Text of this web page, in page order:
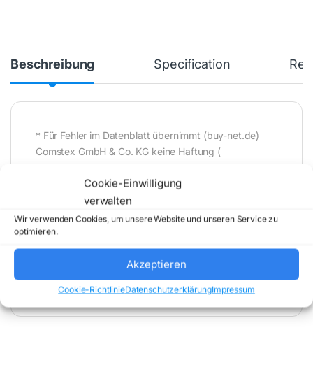
Cookie-Einwilligung
verwalten
Wir verwenden Cookies, um unsere Website und unseren Service zu
optimieren.
Akzeptieren
Cookie-RichtlinieDatenschutzerklärungImpressum
Beschreibung Specification
* Für Fehler im Datenblatt übernimmt (buy-net.de)
Comstex GmbH & Co. KG keine Haftung (
202608081200 )
MD4E4TY/A
Uncategorized
Marke:APPLE